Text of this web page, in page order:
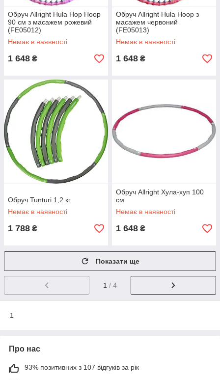
Обруч Allright Hula Hop Hoop
90 см з масажем рожевий
(FE05012)
Немає в наявності
1 648 ₴
Обруч Allright Hula Hoop з
масажем червоний
(FE05013)
Немає в наявності
1 648 ₴
Обруч Tunturi 1,2 кг
Немає в наявності
1 788 ₴
Обруч Allright Хула-хуп 100
см
Немає в наявності
1 648 ₴
Показати ще
1 / 4
1
Про нас
93% позитивних з 107 відгуків за рік